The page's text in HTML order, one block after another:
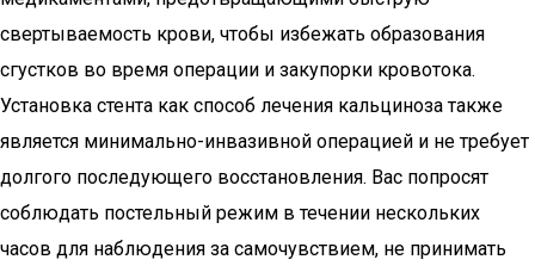
свертываемость крови, чтобы избежать образования
сгустков во время операции и закупорки кровотока.
Установка стента как способ лечения кальциноза также
является минимально-инвазивной операцией и не требует
долгого последующего восстановления. Вас попросят
соблюдать постельный режим в течении нескольких
часов для наблюдения за самочувствием, не принимать